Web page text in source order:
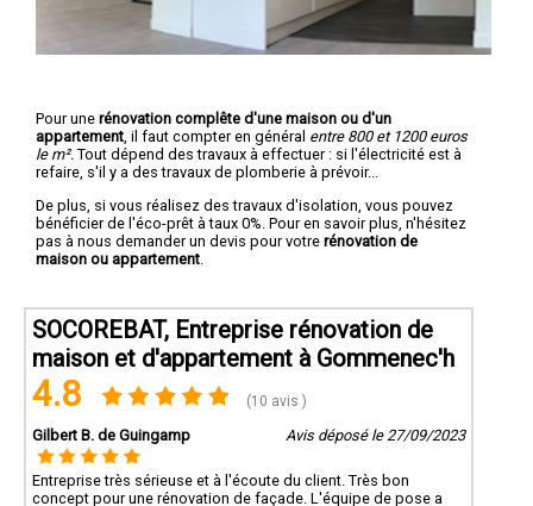
Pour une rénovation complête d'une maison ou d'un
appartement , il faut compter en général entre 800 et 1200 euros
le m². Tout dépend des travaux à effectuer : si l'électricité est à
refaire, s'il y a des travaux de plomberie à prévoir...
De plus, si vous réalisez des travaux d'isolation, vous pouvez
bénéficier de l'éco-prêt à taux 0%. Pour en savoir plus, n'hésitez
pas à nous demander un devis pour votre rénovation de
maison ou appartement
SOCOREBAT, Entreprise rénovation de
maison et d'appartement à Gommenec'h
4.8 (10 avis )
Gilbert B. de Guingamp Avis déposé le 27/09/2023
Entreprise très sérieuse et à l'écoute du client. Très bon
concept pour une rénovation de façade. L'équipe de pose a